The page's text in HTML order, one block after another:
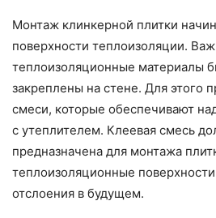
Монтаж клинкерной плитки
поверхности теплоизоляции.
теплоизоляционные материалы
закреплены на стене. Для этого
смеси, которые обеспечивают
с утеплителем. Клеевая смесь
предназначена для монтажа
теплоизоляционные
отслоения в будущем.